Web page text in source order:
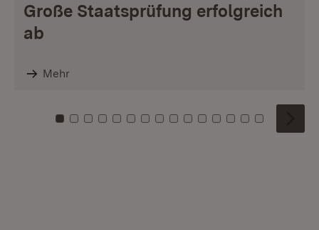
Große Staatsprüfung erfolgreich
ab
Mehr
Zu Kachel: 0
Zu Kachel: 1
Zu Kachel: 2
Zu Kachel: 3
Zu Kachel: 4
Zu Kachel: 5
Zu Kachel: 6
Zu Kachel: 7
Zu Kachel: 8
Zu Kachel: 9
Zu Kachel: 10
Zu Kachel: 11
Zu Kachel: 12
Zu Kachel:
Zu